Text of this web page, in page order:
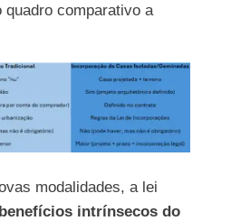
comparativo a
modalidades, a lei
benefícios intrínsecos do